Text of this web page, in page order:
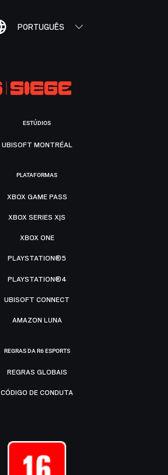
PORTUGUÊS
ESTÚDIOS
UBISOFT MONTRÉAL
PLATAFORMAS
XBOX GAME PASS
XBOX SERIES X|S
XBOX ONE
PLAYSTATION®5
PLAYSTATION®4
UBISOFT CONNECT
AMAZON LUNA
REGRAS DA R6 ESPORTS
REGRAS GLOBAIS
CÓDIGO DE CONDUTA